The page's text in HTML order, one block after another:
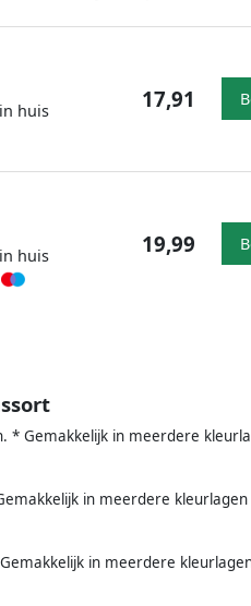
huis
17,91
huis
19,99
* Gemakkelijk in meerdere
in meerdere
in meerdere